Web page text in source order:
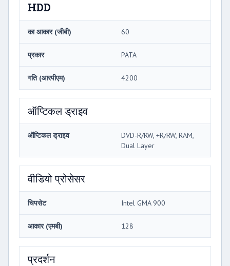
HDD
का आकार (जीबी) 60
प्रकार PATA
गति (आरपीएम) 4200
ऑप्टिकल ड्राइव
ऑप्टिकल ड्राइव
DVD-R/RW, +R/RW, RAM,
Dual Layer
वीडियो प्रोसेसर
चिपसेट Intel GMA 900
आकार (एमबी) 128
प्रदर्शन